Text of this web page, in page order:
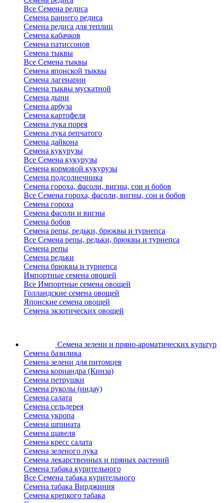
Все Семена редиса
Семена раннего редиса
Семена редиса для теплиц
Семена кабачков
Семена патиссонов
Семена тыквы
Все Семена тыквы
Семена японской тыквы
Семена лагенарии
Семена тыквы мускатной
Семена дыни
Семена арбуза
Семена картофеля
Семена лука порея
Семена лука репчатого
Семена дайкона
Семена кукурузы
Все Семена кукурузы
Семена кормовой кукурузы
Семена подсолнечника
Семена гороха, фасоли, вигны, сои и бобов
Все Семена гороха, фасоли, вигны, сои и бобов
Семена гороха
Семена фасоли и вигны
Семена бобов
Семена репы, редьки, брюквы и турнепса
Все Семена репы, редьки, брюквы и турнепса
Семена репы
Семена редьки
Семена брюквы и турнепса
Импортные семена овощей
Все Импортные семена овощей
Голландские семена овощей
Японские семена овощей
Семена экзотических овощей
Семена зелени и пряно-ароматических культур
Семена базилика
Семена зелени для питомцев
Семена кориандра (Кинза)
Семена петрушки
Семена руколы (индау)
Семена салата
Семена сельдерея
Семена укропа
Семена шпината
Семена щавеля
Семена кресс салата
Семена зеленого лука
Семена лекарственных и пряных растений
Семена табака курительного
Все Семена табака курительного
Семена табака Вирджиния
Семена крепкого табака